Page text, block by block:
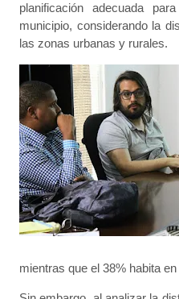
planificación adecuada
municipio, considerando la
las zonas urbanas y rurales.
mientras que el 38% habita